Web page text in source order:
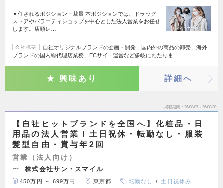
▼任されるポジション・裁量 本ポジションでは、ドラッグ
ストアやバラエティショップを中心とした法人営業をお任せ
します。店頭レ…
会社概要
自社オリジナルブランドの企画・開発、国内外の商品の卸売、海外
ブランドの国内総代理店業務、ECサイト運営など多岐にわたりま…
興味あり 詳細へ
掲載期間 26/08/07～26/08/20
【自社ヒットブランドを全国へ】化粧品・日
用品の法人営業ｌ土日祝休・転勤なし・服装
髪型自由・賞与年2回
営業（法人向け）
株式会社サン・スマイル
450万円 ～ 699万円 東京都 転勤なし 土日祝休み